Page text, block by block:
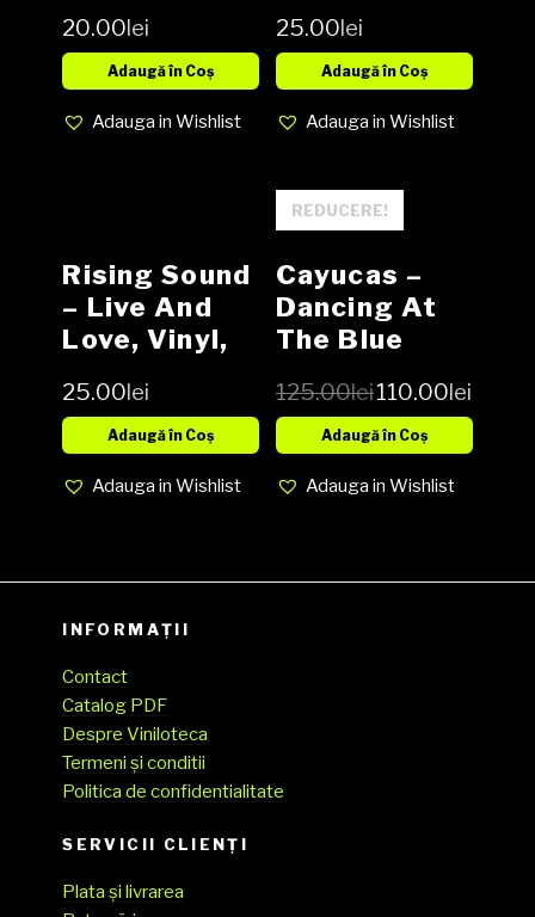
Album (SH)
20.00lei
Adaugă în Coș
Adauga in Wishlist
25.00lei
Adaugă în Coș
Adauga in Wishlist
Rising Sound
– Live And
Love, Vinyl,
Cover EX
(SH)
25.00lei
Adaugă în Coș
Adauga in Wishlist
REDUCERE!
Cayucas –
Dancing At
The Blue
LP
125.00lei110.00lei
Adaugă în Coș
Adauga in Wishlist
INFORMAȚII
Contact
Catalog PDF
Despre Viniloteca
Termeni și conditii
Politica de confidentialitate
SERVICII CLIENŢI
Plata și livrarea